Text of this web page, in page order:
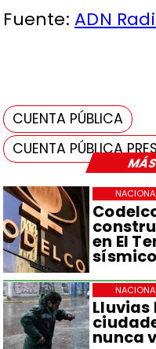
en El
Lluvias
nunca
Fuente:ADN
CUENTA PÚBLICA
CUENTA PÚBLICA